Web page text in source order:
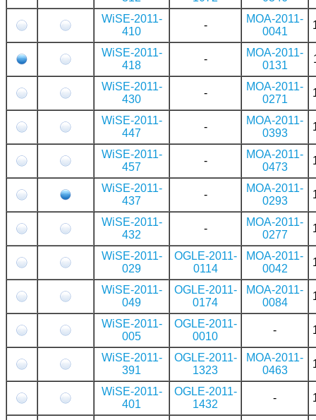
WiSE-2011-
410
-
MOA-2011-
0041
WiSE-2011-
418
-
MOA-2011-
0131
WiSE-2011-
430
-
MOA-2011-
0271
WiSE-2011-
447
-
MOA-2011-
0393
WiSE-2011-
457
-
MOA-2011-
0473
WiSE-2011-
437
-
MOA-2011-
0293
WiSE-2011-
432
-
MOA-2011-
0277
WiSE-2011-
029
OGLE-2011-
0114
MOA-2011-
0042
WiSE-2011-
049
OGLE-2011-
0174
MOA-2011-
0084
WiSE-2011-
005
OGLE-2011-
0010
-
WiSE-2011-
391
OGLE-2011-
1323
MOA-2011-
0463
WiSE-2011-
401
OGLE-2011-
1432
-